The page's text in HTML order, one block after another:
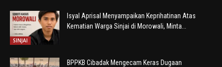
SINJAI
Isyal Aprisal Menyampaikan Keprihatinan Atas
Kematian Warga Sinjai di Morowali, Minta...
BPPKB Cibadak Mengecam Keras Dugaan